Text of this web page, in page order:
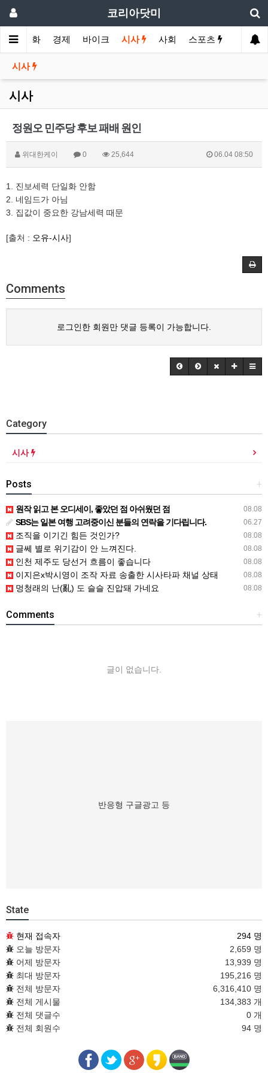
코리아닷미
인 영화 경제 바이크 시사 사회 스포츠 여행
시사
시사
정원오 민주당 후보 패배 원인
위대한케이 0 25,644 06.04 08:50
1. 진보세력 단일화 안함
2. 네임드가 아님
3. 집값이 중요한 강남세력 때문
[출처 : 오유-시사]
Comments
로그인한 회원만 댓글 등록이 가능합니다.
Category
시사
+
Posts
08.08
원작 읽고 본 오디세이, 좋았던 점 아쉬웠던 점
06.27
SBS는 일본 여행 고려중이신 분들의 연락을 기다립니다.
08.08
조직을 이기긴 힘든 것인가?
08.08
글쎄 별로 위기감이 안 느껴진다.
08.08
인천 제주도 당선거 흐름이 좋습니다
08.08
이지은x박시영이 조작 자료 송출한 시사타파 채널 상태
08.08
멍청래의 난(亂) 도 슬슬 진압돼 가네요
+
Comments
글이 없습니다.
반응형 구글광고 등
State
현재 접속자
294 명
오늘 방문자
2,659 명
어제 방문자
13,939 명
최대 방문자
195,216 명
전체 방문자
6,316,410 명
전체 게시물
134,383 개
전체 댓글수
0 개
전체 회원수
94 명